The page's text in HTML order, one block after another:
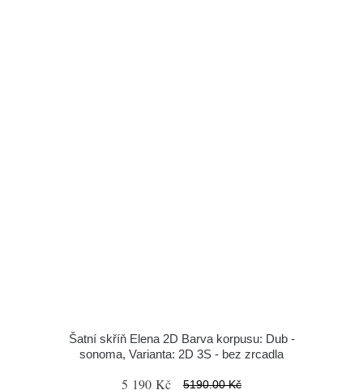
Šatní skříň Elena 2D Barva korpusu: Dub -
sonoma, Varianta: 2D 3S - bez zrcadla
5 190 Kč 5190.00 Kč